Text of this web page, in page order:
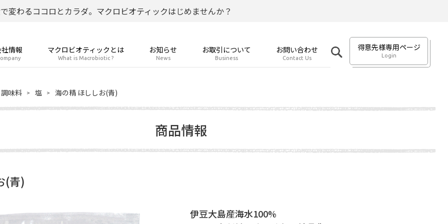
変わるココロとカラダ。マクロビオティックはじめませんか？
情報 マクロビオティックとは
What is Macrobiotic ?
お知らせ
News
お取引について
Business
お問い合わせ
Contact Us
得意先様専用ページ
Login
調味料 塩 海の精 ほししお(青)
商品情報
(青)
伊豆大島産海水100%